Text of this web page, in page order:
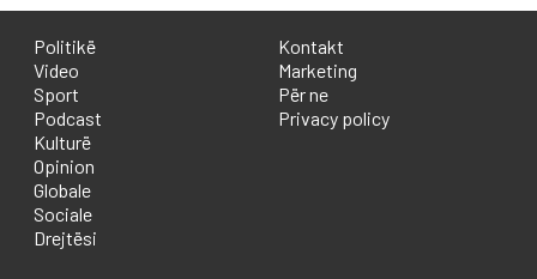
Politikë
Video
Sport
Podcast
Kulturë
Opinion
Globale
Sociale
Drejtësi
Kontakt
Marketing
Për ne
Privacy policy